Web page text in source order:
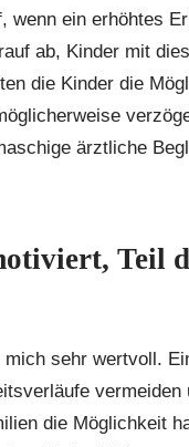
wenn ein erhöhtes
ab, Kinder mit
die Kinder die
ärztliche
Teil
sehr wertvoll.
vermeiden
die Möglichkeit